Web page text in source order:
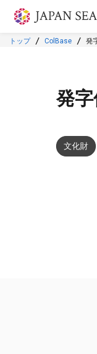
本文に飛ぶ
トップ ColBase 発
発
文化財